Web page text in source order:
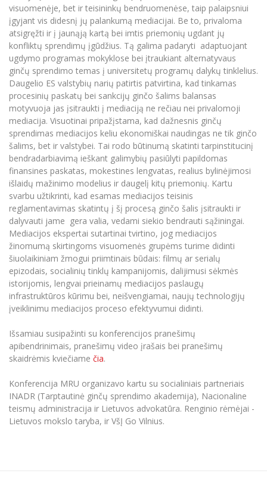
visuomenėje, bet ir teisininkų bendruomenėse, taip palaipsniui
įgyjant vis didesnį jų palankumą mediacijai. Be to, privaloma
atsigręžti ir į jaunąją kartą bei imtis priemonių ugdant jų
konfliktų sprendimų įgūdžius. Tą galima padaryti adaptuojant
ugdymo programas mokyklose bei įtraukiant alternatyvaus
ginčų sprendimo temas į universitetų programų dalykų tinklelius.
Daugelio ES valstybių narių patirtis patvirtina, kad tinkamas
procesinių paskatų bei sankcijų ginčo šalims balansas
motyvuoja jas įsitraukti į mediaciją ne rečiau nei privalomoji
mediacija. Visuotinai pripažįstama, kad dažnesnis ginčų
sprendimas mediacijos keliu ekonomiškai naudingas ne tik ginčo
šalims, bet ir valstybei. Tai rodo būtinumą skatinti tarpinstitucinį
bendradarbiavimą ieškant galimybių pasiūlyti papildomas
finansines paskatas, mokestines lengvatas, realius bylinėjimosi
išlaidų mažinimo modelius ir daugelį kitų priemonių. Kartu
svarbu užtikrinti, kad esamas mediacijos teisinis
reglamentavimas skatintų į šį procesą ginčo šalis įsitraukti ir
dalyvauti jame gera valia, vedami siekio bendrauti sąžiningai.
Mediacijos ekspertai sutartinai tvirtino, jog mediacijos
žinomumą skirtingoms visuomenės grupėms turime didinti
šiuolaikiniam žmogui priimtinais būdais: filmų ar serialų
epizodais, socialinių tinklų kampanijomis, dalijimusi sėkmės
istorijomis, lengvai prieinamų mediacijos paslaugų
infrastruktūros kūrimu bei, neišvengiamai, naujų technologijų
įveiklinimu mediacijos proceso efektyvumui didinti.
Išsamiau susipažinti su konferencijos pranešimų
apibendrinimais, pranešimų video įrašais bei pranešimų
skaidrėmis kviečiame čia.
Konferencija MRU organizavo kartu su socialiniais partneriais
INADR (Tarptautinė ginčų sprendimo akademija), Nacionaline
teismų administracija ir Lietuvos advokatūra. Renginio rėmėjai -
Lietuvos mokslo taryba, ir VšĮ Go Vilnius.